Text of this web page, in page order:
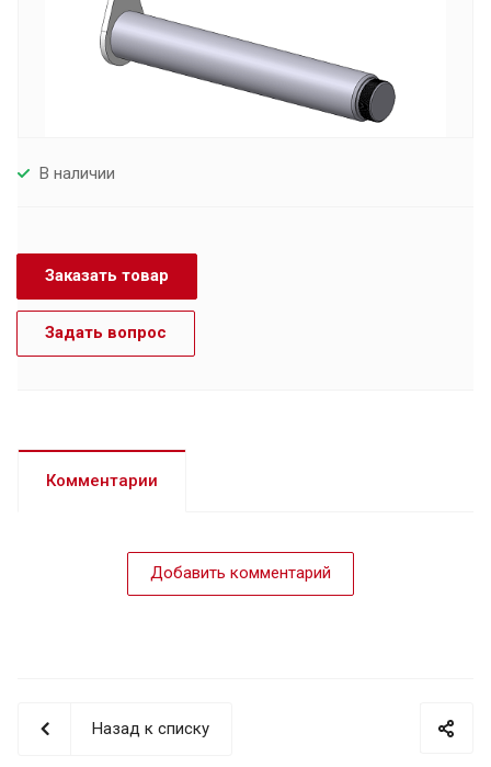
В наличии
Заказать товар
Задать вопрос
Комментарии
Добавить комментарий
Назад к списку